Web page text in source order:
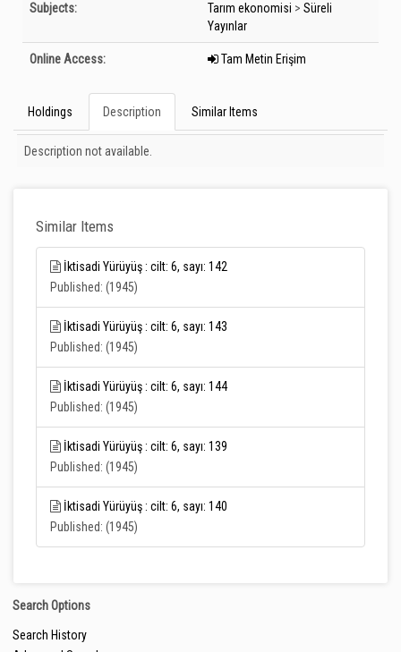
Subjects: Tarım ekonomisi > Süreli
Yayınlar
Online Access: Tam Metin Erişim
Holdings Description Similar Items
Description
Description not available.
Similar Items
İktisadi Yürüyüş : cilt: 6, sayı: 142
Published: (1945)
İktisadi Yürüyüş : cilt: 6, sayı: 143
Published: (1945)
İktisadi Yürüyüş : cilt: 6, sayı: 144
Published: (1945)
İktisadi Yürüyüş : cilt: 6, sayı: 139
Published: (1945)
İktisadi Yürüyüş : cilt: 6, sayı: 140
Published: (1945)
Search Options
Search History